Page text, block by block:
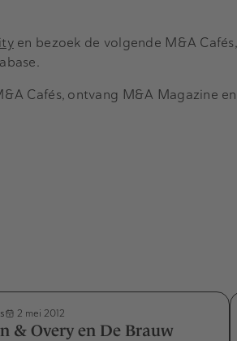
en bezoek de volgende M&A
Cafés, ontvang M&A Magazine
2 mei 2012
& Overy en De Brauw